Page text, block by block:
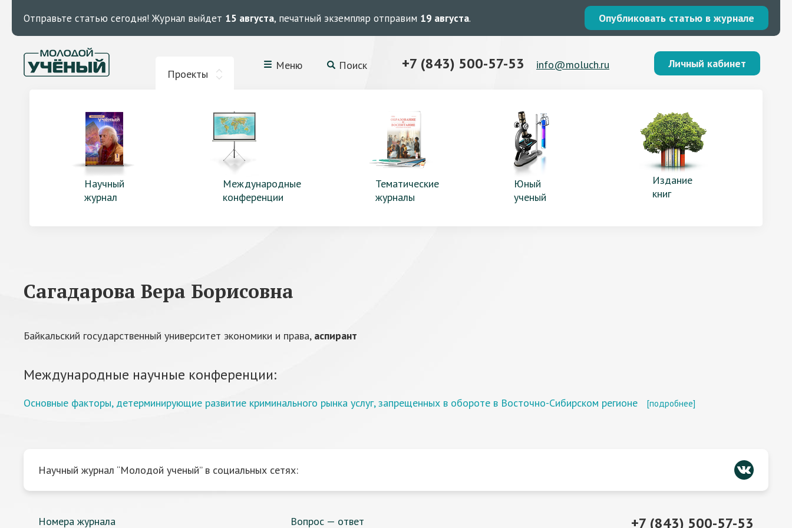
Отправьте статью сегодня! Журнал выйдет 15 августа, печатный экземпляр отправим 19 августа. Опубликовать статью в журнале
Проекты
Меню Поиск +7 (843) 500-57-53 info@moluch.ru Личный кабинет
Научный
журнал
Международные
конференции
Тематические
журналы
Юный
ученый
Издание
книг
Сагадарова Вера Борисовна
Байкальский государственный университет экономики и права, аспирант
Международные научные конференции:
Основные факторы, детерминирующие развитие криминального рынка услуг, запрещенных в обороте в Восточно-Сибирском регионе [подробнее]
Научный журнал “Молодой ученый” в социальных сетях:
Номера журнала Вопрос — ответ +7 (843) 500-57-53